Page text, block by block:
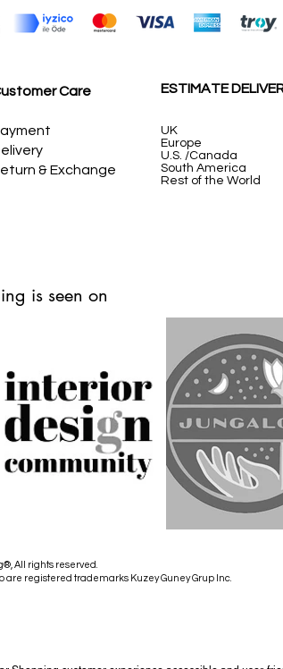
Care
& Exchange
ESTIMATE
UK
Europe 1-
U.S. /Canada
South America
Rest of the
is seen on
All rights reserved.
are registered trademarks Kuzey Guney Grup Inc.